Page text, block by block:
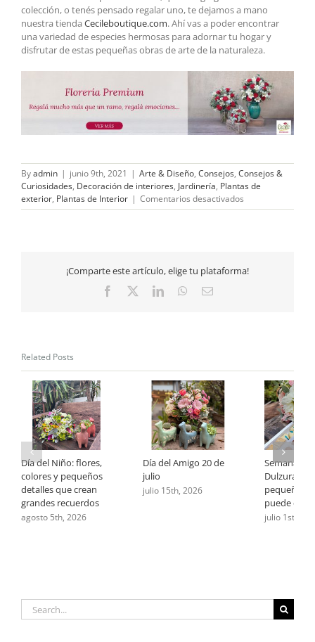
colección, o tenés pensado regalar uno, te dejamos a mano
nuestra tienda Cecileboutique.com. Ahí vas a poder encontrar
una variedad de especies hermosas para adornar tu hogar y
disfrutar de estas pequeñas obras de arte de la naturaleza.
Byadmin | junio 9th, 2021 | Arte & Diseño, Consejos, Consejos &
Curiosidades, Decoración de interiores, Jardinería, Plantas de
exterior, Plantas de Interior | Comentarios desactivados
¿Cómo
¡Comparte este artículo, elige tu plataforma!
Facebook LinkedInWhatsApp
Email
Related Posts
Día del Niño: flores,
colores y pequeños
detalles que crean
grandes recuerdos
agosto 5th, 2026
Día del Amigo 20 de
julio
julio 15th, 2026
Semana de
Dulzura:
pequeño
puede
julio 1st,
Search
for: